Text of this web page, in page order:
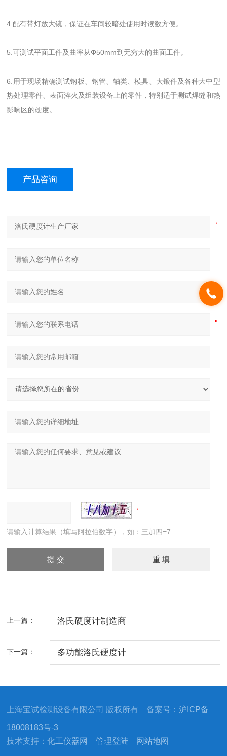
4.配有带灯放大镜，保证在车间较暗处使用时读数方便。
5.可测试平面工件及曲率从Φ50mm到无穷大的曲面工件。
6.用于现场精确测试钢板、钢管、轴类、模具、大锻件及各种大中型
热处理零件、表面淬火及组装设备上的零件，特别适于测试焊缝和热
影响区的硬度。
产品咨询
请输入计算结果（填写阿拉伯数字），如：三加四=7
上一篇： 洛氏硬度计制造商
下一篇： 多功能洛氏硬度计
上海宝试检测设备有限公司 版权所有 备案号：沪ICP备
18008183号-3
技术支持：化工仪器网 管理登陆 网站地图